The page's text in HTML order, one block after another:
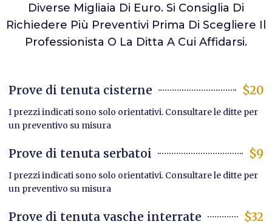
Diverse Migliaia Di Euro. Si Consiglia Di
Richiedere Più Preventivi Prima Di Scegliere Il
Professionista O La Ditta A Cui Affidarsi.
Prove di tenuta cisterne $20
I prezzi indicati sono solo orientativi. Consultare le ditte per
un preventivo su misura
Prove di tenuta serbatoi $9
I prezzi indicati sono solo orientativi. Consultare le ditte per
un preventivo su misura
Prove di tenuta vasche interrate $32